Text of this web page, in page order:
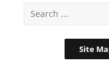
Site